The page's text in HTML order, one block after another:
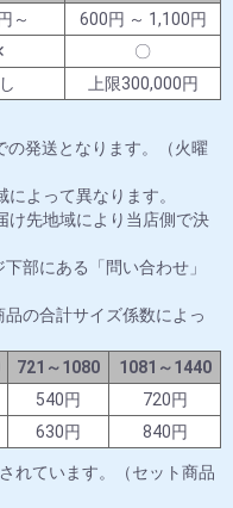
～
600円 ～ 1,100円
〇
上限300,000円
発送となります。（火曜
よって異なります。
け先地域により当店側で決
部にある「問い合わせ」
の合計サイズ係数によっ
721～1080
1081～1440
540円
720円
630円 840円
れています。（セット商品